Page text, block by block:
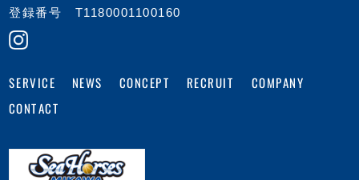
登録番号 T1180001100160
SERVICE NEWS CONCEPT RECRUIT COMPANY
CONTACT